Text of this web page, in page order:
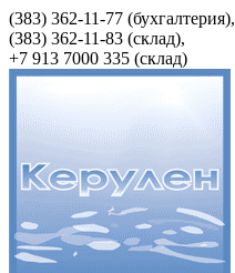
(383) 362-11-77 (бухгалтерия),
(383) 362-11-83 (cклад),
+7 913 7000 335 (склад)